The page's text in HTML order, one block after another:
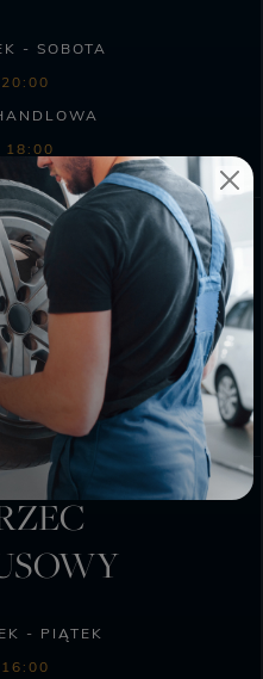
- SOBOTA
18:00
- SOBOTA
- PIĄTEK